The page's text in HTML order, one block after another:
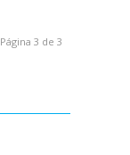
Página 3 de 3